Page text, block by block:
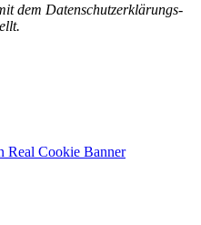
dem Datenschutzerklärungs-
Real Cookie Banner